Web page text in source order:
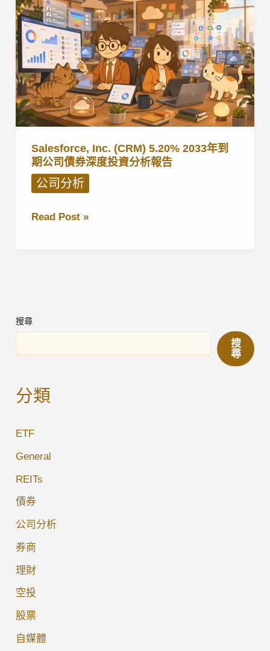
一
按
揭
債
券
分
析：
收
率
約
5.1%，
理？
Salesforce, Inc. (CRM) 5.20% 2033年到
期公司債券深度投資分析報告
公司分析
Salesforce,
到
期
債
券
度
投
分
析
報
Read Post »
搜尋
搜
尋
分類
ETF
General
REITs
債券
公司分析
券商
理財
空投
股票
自媒體